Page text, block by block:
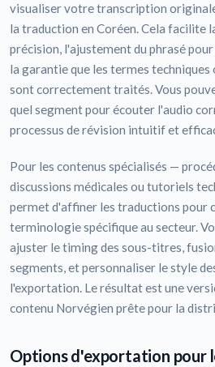
visualiser votre transcription
la traduction en Coréen. Cela facilite
précision, l'ajustement du phrasé
la garantie que les termes techniques
sont correctement traités. Vous
quel segment pour écouter l'audio
processus de révision intuitif et
Pour les contenus spécialisés —
discussions médicales ou tutoriels
permet d'affiner les traductions pour
terminologie spécifique au secteur.
ajuster le timing des sous-titres,
segments, et personnaliser le style
l'exportation. Le résultat est une
contenu Norvégien prête pour la
Options d'exportation pour